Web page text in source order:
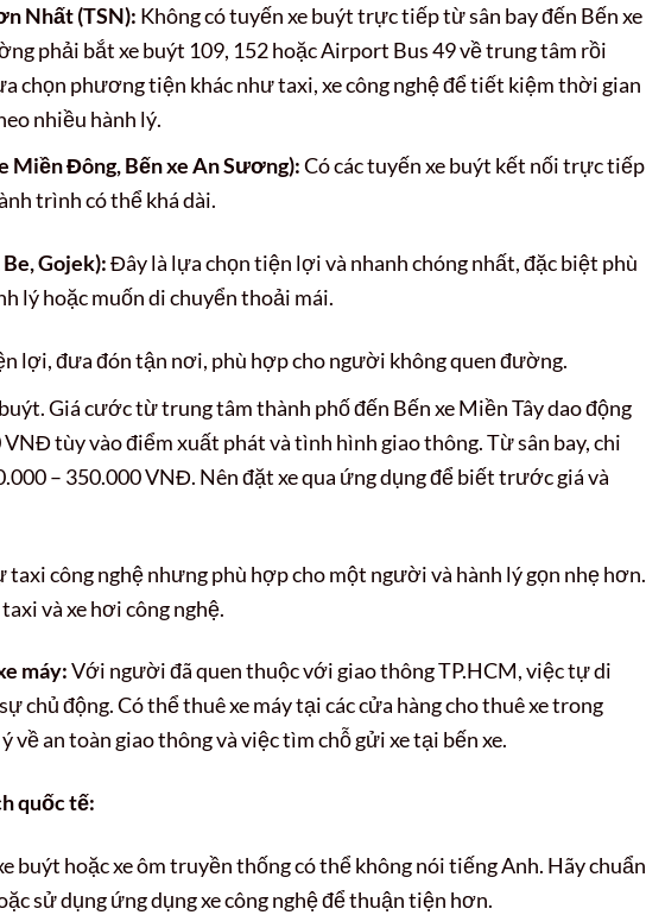
Nhất (TSN): Không có tuyến xe buýt trực tiếp từ sân bay đến Bến xe
phải bắt xe buýt 109, 152 hoặc Airport Bus 49 về trung tâm rồi
chọn phương tiện khác như taxi, xe công nghệ để tiết kiệm thời gian
nhiều hành lý.
Miền Đông, Bến xe An Sương):Có các tuyến xe buýt kết nối trực tiếp
trình có thể khá dài.
Be, Gojek):Đây là lựa chọn tiện lợi và nhanh chóng nhất, đặc biệt phù
lý hoặc muốn di chuyển thoải mái.
lợi, đưa đón tận nơi, phù hợp cho người không quen đường.
Giá cước từ trung tâm thành phố đến Bến xe Miền Tây dao động
tùy vào điểm xuất phát và tình hình giao thông. Từ sân bay, chi
– 350.000 VNĐ. Nên đặt xe qua ứng dụng để biết trước giá và
công nghệ nhưng phù hợp cho một người và hành lý gọn nhẹ hơn.
và xe hơi công nghệ.
máy:Với người đã quen thuộc với giao thông TP.HCM, việc tự di
chủ động. Có thể thuê xe máy tại các cửa hàng cho thuê xe trong
về an toàn giao thông và việc tìm chỗ gửi xe tại bến xe.
quốc tế:
buýt hoặc xe ôm truyền thống có thể không nói tiếng Anh. Hãy chuẩn
sử dụng ứng dụng xe công nghệ để thuận tiện hơn.